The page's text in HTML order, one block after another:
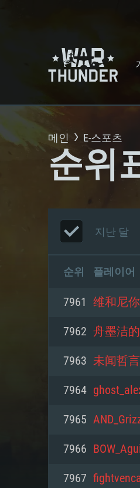
메인 E-스포츠
순위
지난 달
순위 플레이어
7961 维和尼
7962 舟墨洁
7963 未闻哲言
7964
7965
7966
7967